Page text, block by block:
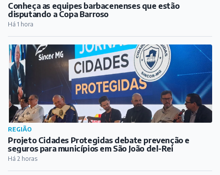
Conheça as equipes barbacenenses que estão
disputando a Copa Barroso
Há 1 hora
REGIÃO
Projeto Cidades Protegidas debate prevenção e
seguros para municípios em São João del-Rei
Há 2 horas